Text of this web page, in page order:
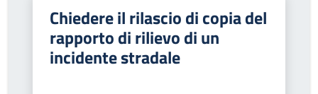
Chiedere il rilascio di copia del
rapporto di rilievo di un
incidente stradale